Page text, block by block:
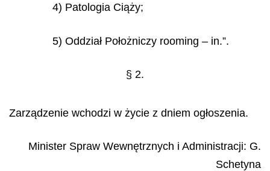
4) Patologia Ciąży;
5) Oddział Położniczy rooming – in.”.
§ 2.
Zarządzenie wchodzi w życie z dniem ogłoszenia.
Minister Spraw Wewnętrznych i Administracji: G.
Schetyna